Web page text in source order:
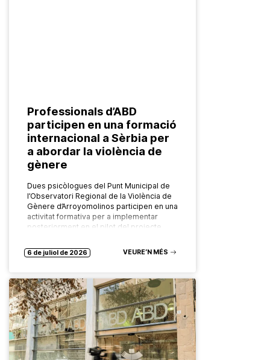
Professionals d’ABD
participen en una formació
internacional a Sèrbia per
a abordar la violència de
gènere
Dues psicòlogues del Punt Municipal de
l’Observatori Regional de la Violència de
Gènere d’Arroyomolinos participen en una
activitat formativa per a implementar
posteriorment en el pilot del projecte
6 de juliol de 2026 VEURE’N MÉS